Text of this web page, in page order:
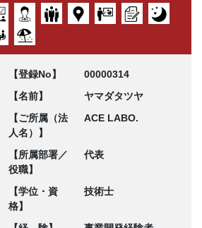
【登録No】
00000314
【名前】
ヤマダタツヤ
【ご所属（法
人名）】
ACE LABO.
【所属部署／
役職】
代表
【学位・資
格】
技術士